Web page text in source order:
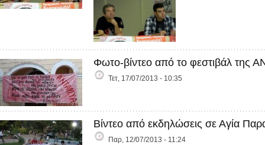
Φωτο-βίντεο από το φεστιβάλ της
Τετ, 17/07/2013 - 10:35
Βίντεο από εκδηλώσεις σε Αγία
Παρ, 12/07/2013 - 11:24